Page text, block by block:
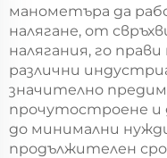
манометъра да
налягане, от
налягания, го
различни
значително
прочутостроене и
до минимални
продължителен